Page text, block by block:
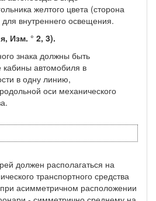
желтого цвета (сторона
внутреннего освещения.
Изм. ° 2, 3).
знака должны быть
автомобиля в
в одну линию,
оси механического
должен располагаться на
транспортного средства
асимметричном расположении